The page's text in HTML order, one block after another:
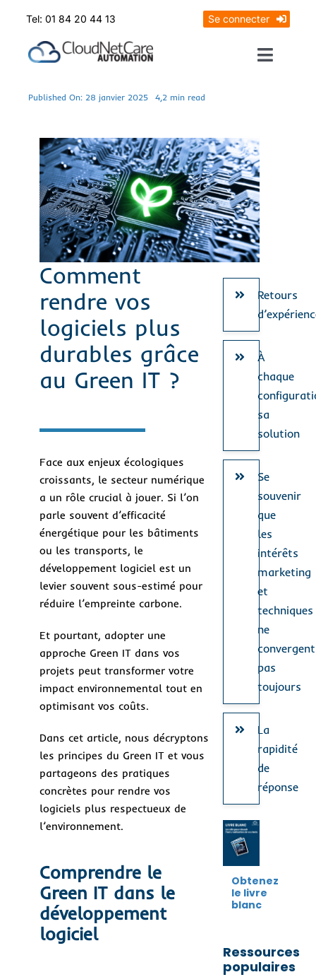
content
Tel: 01 84 20 44 13 Se connecter
Toggle
Prendrez RDV
Mon diagnostic offert
Published On: 28 janvier 2025 4,2 min read
Comment
rendre vos
logiciels plus
durables grâce
au Green IT ?
Face aux enjeux écologiques
croissants, le secteur numérique
a un rôle crucial à jouer. Si l’on
parle souvent d’efficacité
énergétique pour les bâtiments
ou les transports, le
développement logiciel est un
levier souvent sous-estimé pour
réduire l’empreinte carbone.
Et pourtant, adopter une
approche Green IT dans vos
projets peut transformer votre
impact environnemental tout en
optimisant vos coûts.
Dans cet article, nous décryptons
les principes du Green IT et vous
partageons des pratiques
concrètes pour rendre vos
logiciels plus respectueux de
l’environnement.
Comprendre le
Green IT dans le
développement
logiciel
Retours
À
chaque
sa
solution
Se
souvenir
que
les
intérêts
marketing
et
techniques
ne
convergent
pas
toujours
La
rapidité
de
réponse
Obtenez
le livre
blanc
Ressources
populaires